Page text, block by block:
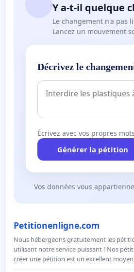
Y a-t-il quelque
Le changement n'a pas
Lancez un mouvement
Décrivez le
Écrivez avec vos propres
Générer la pétition
Vos données vous
Petitionenligne.com
Nous hébergeons gratuitement les
utilisant notre service puissant ! Nos
créer une pétition est un excellent